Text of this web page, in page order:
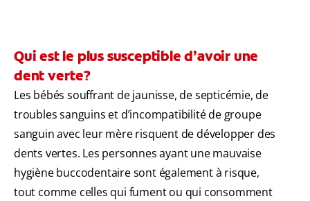
Qui est le plus susceptible d’avoir une
dent verte?
Les bébés souffrant de jaunisse, de septicémie, de
troubles sanguins et d’incompatibilité de groupe
sanguin avec leur mère risquent de développer des
dents vertes. Les personnes ayant une mauvaise
hygiène buccodentaire sont également à risque,
tout comme celles qui fument ou qui consomment